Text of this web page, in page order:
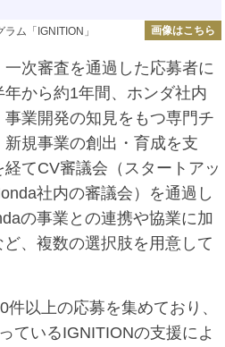
ム「IGNITION」 画像はこちら
次審査を通過した応募者に
から約1年間、ホンダ社内
業開発の知見をもつ専門チ
規事業の創出・育成を支
てCV審議会（スタートアッ
社内の審議会）を通過し
の事業との連携や協業に加
、複数の選択肢を用意して
以上の応募を集めており、
ているIGNITIONの支援によ